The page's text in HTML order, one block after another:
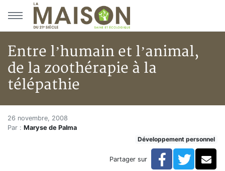
Aller au menu principal
Aller au contenu principal
Entre l’humain et l’animal,
de la zoothérapie à la
télépathie
Accueil
Articles
Entre l’humain et l’animal, de la zoothérapie à la
Entre l’humain et l’animal,
26 novembre, 2008
Par : Maryse de Palma
Développement personnel
Partager sur Facebook